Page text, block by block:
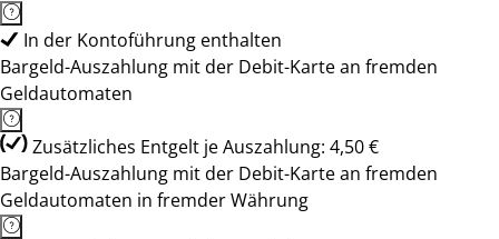
In der Kontoführung enthalten
Bargeld-Auszahlung mit der Debit-Karte an fremden
Geldautomaten
Zusätzliches Entgelt je Auszahlung: 4,50 €
Bargeld-Auszahlung mit der Debit-Karte an fremden
Geldautomaten in fremder Währung